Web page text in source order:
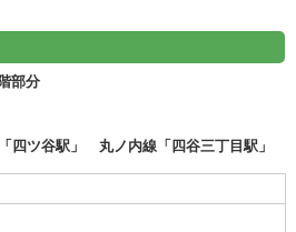
部分
四ツ谷駅」 丸ノ内線「四谷三丁目駅」